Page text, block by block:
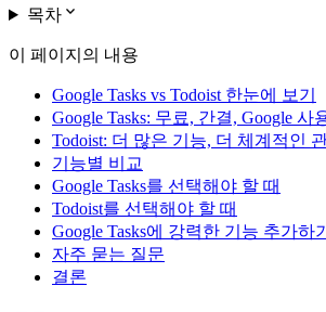
목차expand_more
이 페이지의 내용
Google Tasks vs Todoist 한눈에 보기
Google Tasks: 무료, 간결, Google
Todoist: 더 많은 기능, 더 체계적인
기능별 비교
Google Tasks를 선택해야 할 때
Todoist를 선택해야 할 때
Google Tasks에 강력한 기능 추가하기
자주 묻는 질문
결론